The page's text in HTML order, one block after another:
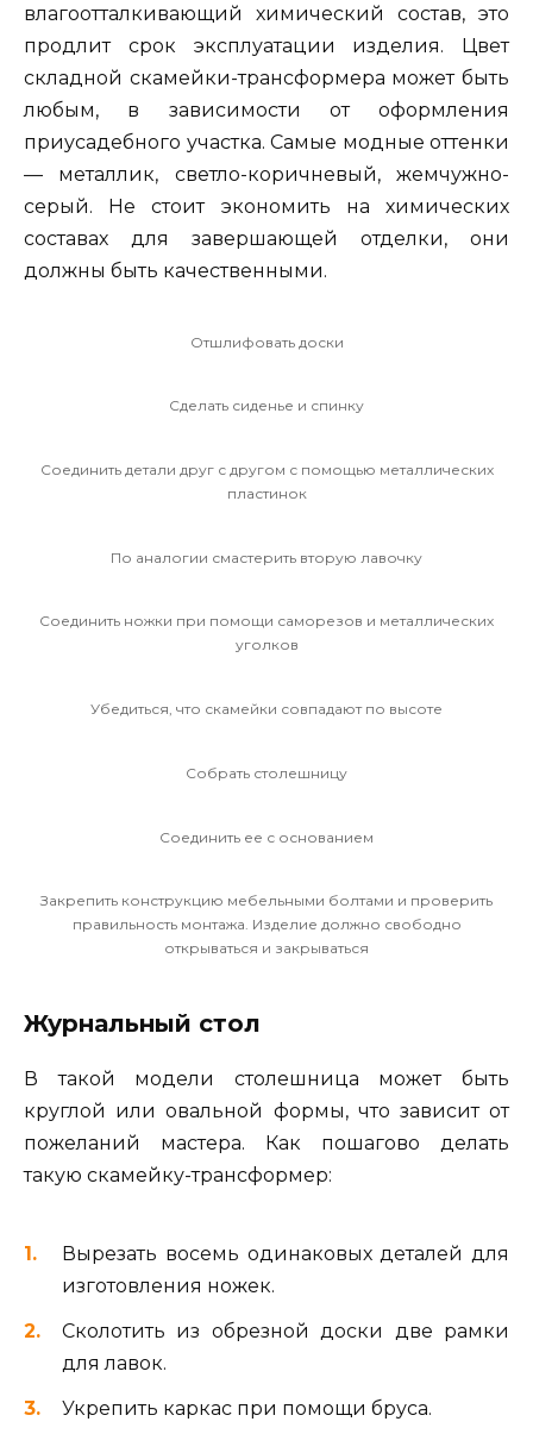
влагоотталкивающий химический состав, это
продлит срок эксплуатации изделия. Цвет
складной скамейки-трансформера может быть
любым, в зависимости от оформления
приусадебного участка. Самые модные оттенки
— металлик, светло-коричневый, жемчужно-
серый. Не стоит экономить на химических
составах для завершающей отделки, они
должны быть качественными.
Отшлифовать доски
Сделать сиденье и спинку
Соединить детали друг с другом с помощью металлических
пластинок
По аналогии смастерить вторую лавочку
Соединить ножки при помощи саморезов и металлических
уголков
Убедиться, что скамейки совпадают по высоте
Собрать столешницу
Соединить ее с основанием
Закрепить конструкцию мебельными болтами и проверить
правильность монтажа. Изделие должно свободно
открываться и закрываться
Журнальный стол
В такой модели столешница может быть
круглой или овальной формы, что зависит от
пожеланий мастера. Как пошагово делать
такую скамейку-трансформер:
Вырезать восемь одинаковых деталей для
изготовления ножек.
Сколотить из обрезной доски две рамки
для лавок.
Укрепить каркас при помощи бруса.